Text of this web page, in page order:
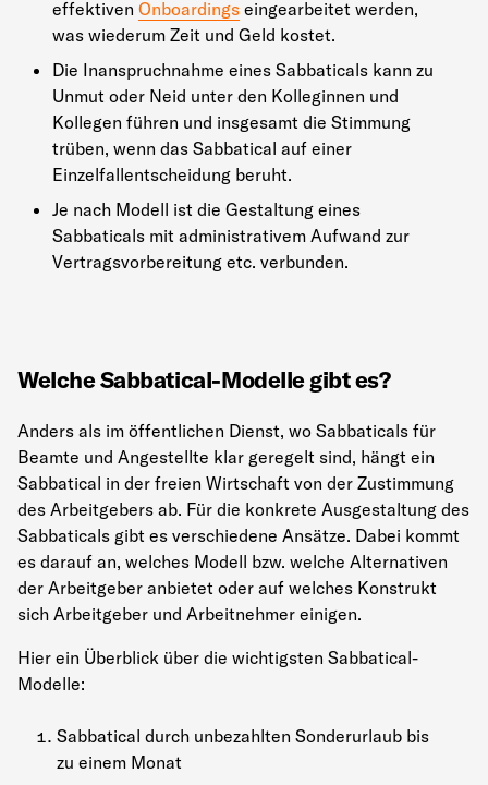
effektiven Onboardings eingearbeitet werden,
was wiederum Zeit und Geld kostet.
Die Inanspruchnahme eines Sabbaticals kann zu
Unmut oder Neid unter den Kolleginnen und
Kollegen führen und insgesamt die Stimmung
trüben, wenn das Sabbatical auf einer
Einzelfallentscheidung beruht.
Je nach Modell ist die Gestaltung eines
Sabbaticals mit administrativem Aufwand zur
Vertragsvorbereitung etc. verbunden.
Welche Sabbatical-Modelle gibt es?
Anders als im öffentlichen Dienst, wo Sabbaticals für
Beamte und Angestellte klar geregelt sind, hängt ein
Sabbatical in der freien Wirtschaft von der Zustimmung
des Arbeitgebers ab. Für die konkrete Ausgestaltung des
Sabbaticals gibt es verschiedene Ansätze. Dabei kommt
es darauf an, welches Modell bzw. welche Alternativen
der Arbeitgeber anbietet oder auf welches Konstrukt
sich Arbeitgeber und Arbeitnehmer einigen.
Hier ein Überblick über die wichtigsten Sabbatical-
Modelle:
Sabbatical durch unbezahlten Sonderurlaub bis
zu einem Monat